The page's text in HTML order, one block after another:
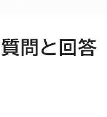
問と回答